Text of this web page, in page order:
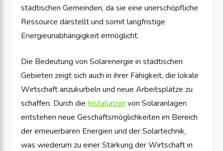
städtischen Gemeinden, da sie eine unerschöpfliche
Ressource darstellt und somit langfristige
Energieunabhängigkeit ermöglicht.
Die Bedeutung von Solarenergie in städtischen
Gebieten zeigt sich auch in ihrer Fähigkeit, die lokale
Wirtschaft anzukurbeln und neue Arbeitsplätze zu
schaffen. Durch die Installation von Solaranlagen
entstehen neue Geschäftsmöglichkeiten im Bereich
der erneuerbaren Energien und der Solartechnik,
was wiederum zu einer Stärkung der Wirtschaft in